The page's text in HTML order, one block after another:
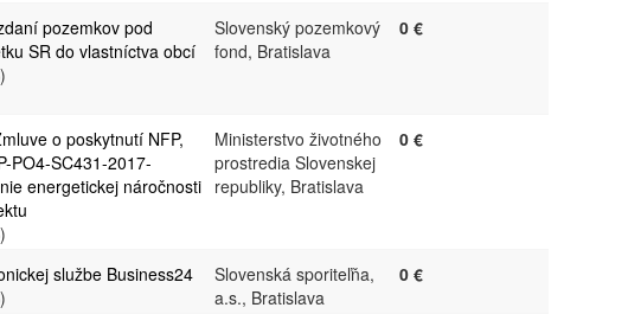
pozemkov pod
SR do vlastníctva obcí
Slovenský pozemkový
fond, Bratislava
0 €
o poskytnutí NFP,
PO4-SC431-2017-
energetickej náročnosti
Ministerstvo životného
prostredia Slovenskej
republiky, Bratislava
0 €
službe Business24
Slovenská sporiteľňa,
a.s., Bratislava
0 €